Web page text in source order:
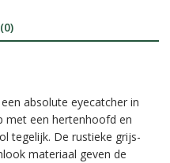
absolute eyecatcher in
met een hertenhoofd en
tegelijk. De rustieke grijs-
materiaal geven de